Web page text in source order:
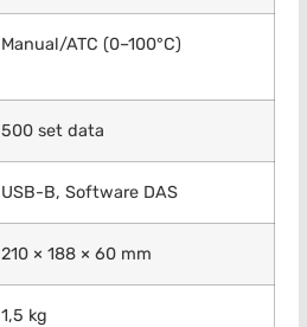
Manual/ATC (0–100°C)
500 set data
USB-B, Software DAS
210 × 188 × 60 mm
1,5 kg